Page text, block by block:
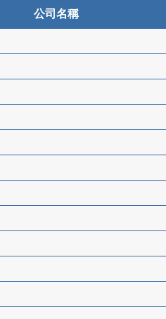
公司名稱